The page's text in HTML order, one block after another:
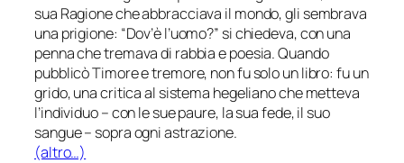
sua Ragione che abbracciava il mondo, gli sembrava
una prigione: “Dov’è l’uomo?” si chiedeva, con una
penna che tremava di rabbia e poesia. Quando
pubblicò Timore e tremore, non fu solo un libro: fu un
grido, una critica al sistema hegeliano che metteva
l’individuo – con le sue paure, la sua fede, il suo
sangue – sopra ogni astrazione.
(altro…)